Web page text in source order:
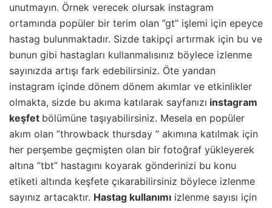
unutmayın. Örnek verecek olursak instagram
ortamında popüler bir terim olan ”gt” işlemi için epeyce
hastag bulunmaktadır. Sizde takipçi artırmak için bu ve
bunun gibi hastagları kullanmalısınız böylece izlenme
sayınızda artışı fark edebilirsiniz. Öte yandan
instagram içinde dönem dönem akımlar ve etkinlikler
olmakta, sizde bu akıma katılarak sayfanızı instagram
keşfet bölümüne taşıyabilirsiniz. Mesela en popüler
akım olan ”throwback thursday ” akımına katılmak için
her perşembe geçmişten olan bir fotoğraf yükleyerek
altına ”tbt” hastagını koyarak gönderinizi bu konu
etiketi altında keşfete çıkarabilirsiniz böylece izlenme
sayınız artacaktır. Hastag kullanımı izlenme sayısı için